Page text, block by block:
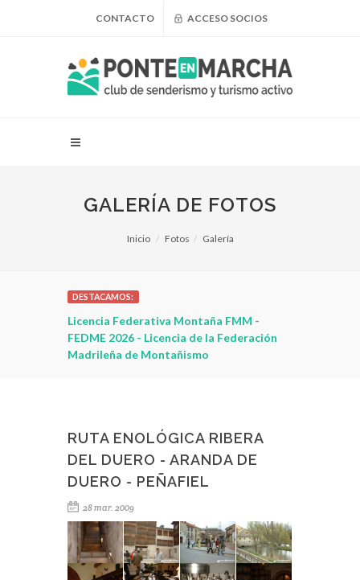
CONTACTO ACCESO SOCIOS
GALERÍA DE FOTOS
Inicio Fotos Galería
DESTACAMOS:
Licencia Federativa Montaña FMM -
FEDME 2026 - Licencia de la Federación
Madrileña de Montañismo
RUTA ENOLÓGICA RIBERA
DEL DUERO - ARANDA DE
DUERO - PEÑAFIEL
28 mar. 2009